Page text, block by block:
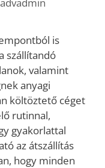
is
szállítandó
valamint
anyagi
költöztető céget
rutinnal,
gyakorlattal
az átszállítás
hogy minden